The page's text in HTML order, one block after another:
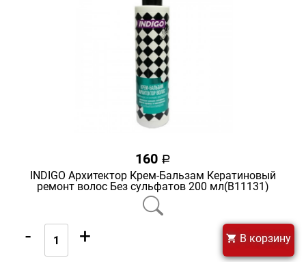
160 a
INDIGO Архитектор Крем-Бальзам Кератиновый
ремонт волос Без сульфатов 200 мл(В11131)
- + В корзину